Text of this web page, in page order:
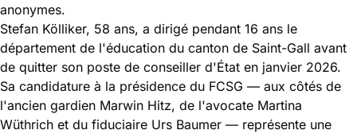
anonymes.
Stefan Kölliker, 58 ans, a dirigé pendant 16 ans le
département de l'éducation du canton de Saint-Gall avant
de quitter son poste de conseiller d'État en janvier 2026.
Sa candidature à la présidence du FCSG — aux côtés de
l'ancien gardien Marwin Hitz, de l'avocate Martina
Wüthrich et du fiduciaire Urs Baumer — représente une